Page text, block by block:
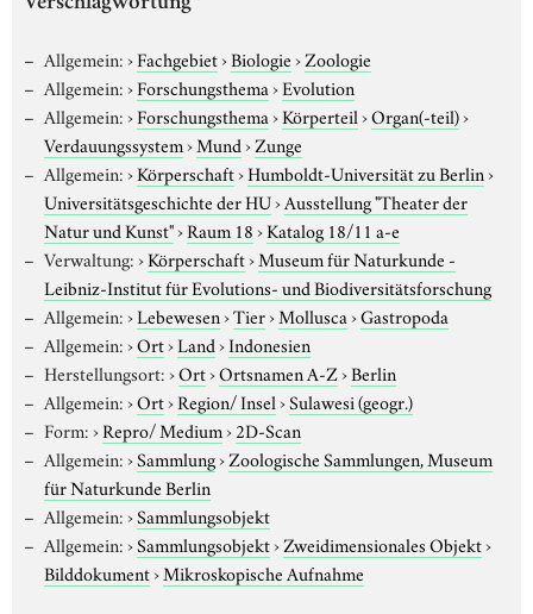
Allgemein:›Fachgebiet›Biologie›Zoologie
Allgemein:›Forschungsthema›Evolution
Allgemein:›Forschungsthema›Körperteil›Organ(-teil)›
Verdauungssystem›Mund›Zunge
Allgemein:›Körperschaft›Humboldt-Universität zu Berlin›
Universitätsgeschichte der HU›Ausstellung "Theater der
Natur und Kunst"›Raum 18›Katalog 18/11 a-e
Verwaltung:›Körperschaft›Museum für Naturkunde -
Leibniz-Institut für Evolutions- und Biodiversitätsforschung
Allgemein:›Lebewesen›Tier›Mollusca›Gastropoda
Allgemein:›Ort›Land›Indonesien
Herstellungsort:›Ort›Ortsnamen A-Z›Berlin
Allgemein:›Ort›Region/ Insel›Sulawesi (geogr.)
Form:›Repro/ Medium›2D-Scan
Allgemein:›Sammlung›Zoologische Sammlungen, Museum
für Naturkunde Berlin
Allgemein:›Sammlungsobjekt
Allgemein:›Sammlungsobjekt›Zweidimensionales Objekt›
Bilddokument›Mikroskopische Aufnahme